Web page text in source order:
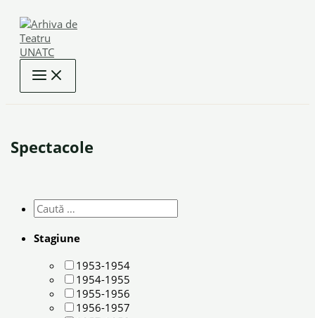
content
Spectacole
Stagiune
1953-1954
1954-1955
1955-1956
1956-1957